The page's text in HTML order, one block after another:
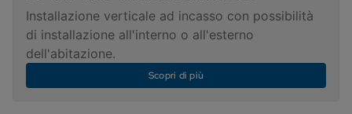
Installazione verticale ad incasso con possibilità
di installazione all'interno o all'esterno
dell'abitazione.
Scopri di più